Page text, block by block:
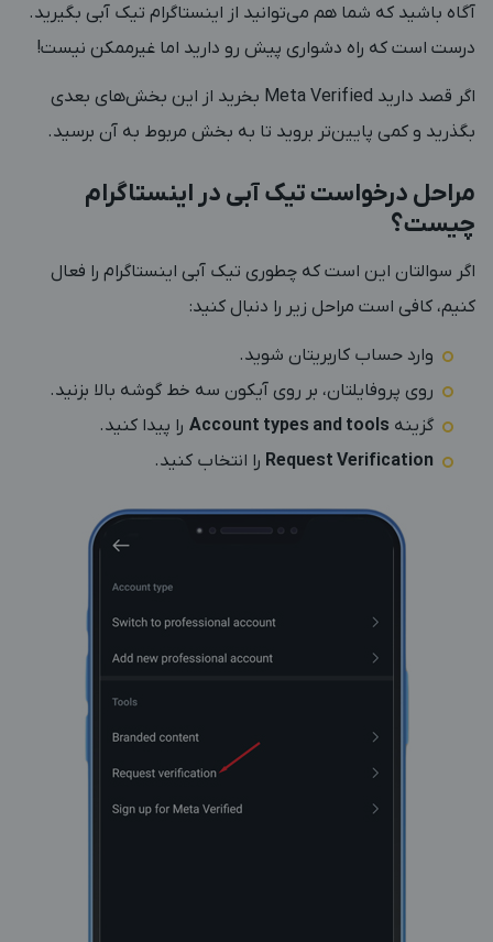
آگاه باشید که شما هم می‌توانید از اینستاگرام تیک آبی بگیرید.
درست است که راه دشواری پیش رو دارید اما غیرممکن نیست!
اگر قصد دارید Meta Verified بخرید از این بخش‌های بعدی
بگذرید و کمی پایین‌تر بروید تا به بخش مربوط به آن برسید.
مراحل درخواست تیک آبی در اینستاگرام
چیست؟
اگر سوالتان این است که چطوری تیک آبی اینستاگرام را فعال
کنیم، کافی است مراحل زیر را دنبال کنید:
وارد حساب کاربریتان شوید.
روی پروفایلتان، بر روی آیکون سه خط گوشه بالا بزنید.
گزینه Account types and tools را پیدا کنید.
Request Verification را انتخاب کنید.